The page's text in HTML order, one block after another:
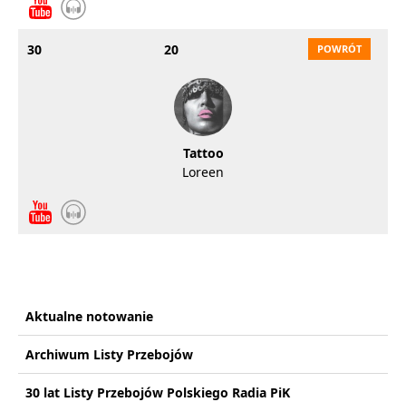
30 20
Tattoo
Loreen
Aktualne notowanie
Archiwum Listy Przebojów
30 lat Listy Przebojów Polskiego Radia PiK